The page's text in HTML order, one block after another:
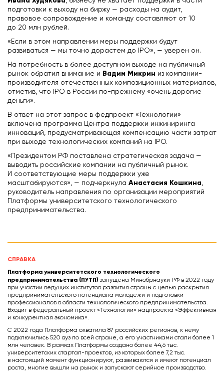
подготовки к выходу на биржу — расходы на аудит,
правовое сопровождение и команду составляют от 10
до 20 млн рублей.
«Если в этом направлении меры поддержки будут
развиваться — мы точно дорастем до IPO», — уверен он.
На потребность в более доступном выходе на публичный
рынок обратил внимание и Вадим Микрин из компании-
производителя отечественных композиционных материалов,
отметив, что IPO в России по-прежнему «очень дорогие
деньги».
В ответ на этот запрос в федпроект «Технологии»
включена программа Центра поддержки инжиниринга
инноваций, предусматривающая компенсацию части затрат
при выходе технологических компаний на IPO.
«Президентом РФ поставлена стратегическая задача —
выводить российские компании на публичный рынок.
И соответствующие меры поддержки уже
масштабируются», — подчеркнула Анастасия Кошкина,
руководитель направления по организации мероприятий
Платформы университетского технологического
предпринимательства.
СПРАВКА
Платформа университетского технологического
предпринимательства (ПУТП) запущена Минобрнауки РФ в 2022 году
при участии ведущих институтов развития страны с целью раскрытия
предпринимательского потенциала молодежи и подготовки
профессионалов в области технологического предпринимательства.
Входит в федеральный проект «Технологии» нацпроекта «Эффективная
и конкурентная экономика».
С 2022 года Платформа охватила 87 российских регионов, к нему
подключились 520 вуз по всей стране, а его участниками стали более 1
млн человек. В рамках Платформы создано более 44,6 тыс.
университетских стартап-проектов, из которых более 7,2 тыс.
в настоящий момент функционируют, развиваются и имеют потенциал
роста, многие вышли на рынок и запускают серийное производство.